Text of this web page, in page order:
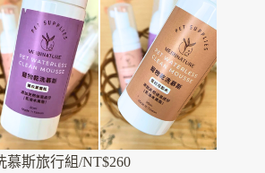
慕斯旅行組/NT$260